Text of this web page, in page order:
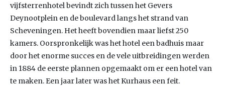
vijfsterrenhotel bevindt zich tussen het Gevers
Deynootplein en de boulevard langs het strand van
Scheveningen. Het heeft bovendien maar liefst 250
kamers. Oorspronkelijk was het hotel een badhuis maar
door het enorme succes en de vele uitbreidingen werden
in 1884 de eerste plannen opgemaakt om er een hotel van
te maken. Een jaar later was het Kurhaus een feit.